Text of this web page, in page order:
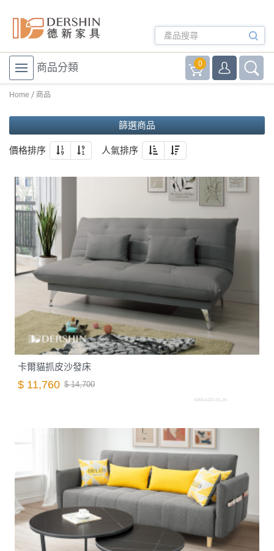
商品分類 0
Home 商品
篩選商品
價格排序 人氣排序
卡爾貓抓皮沙發床
$ 11,760 $ 14,700
A058.A221-01.26